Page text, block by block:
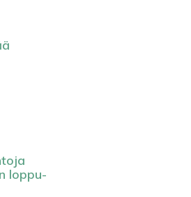
loppu-